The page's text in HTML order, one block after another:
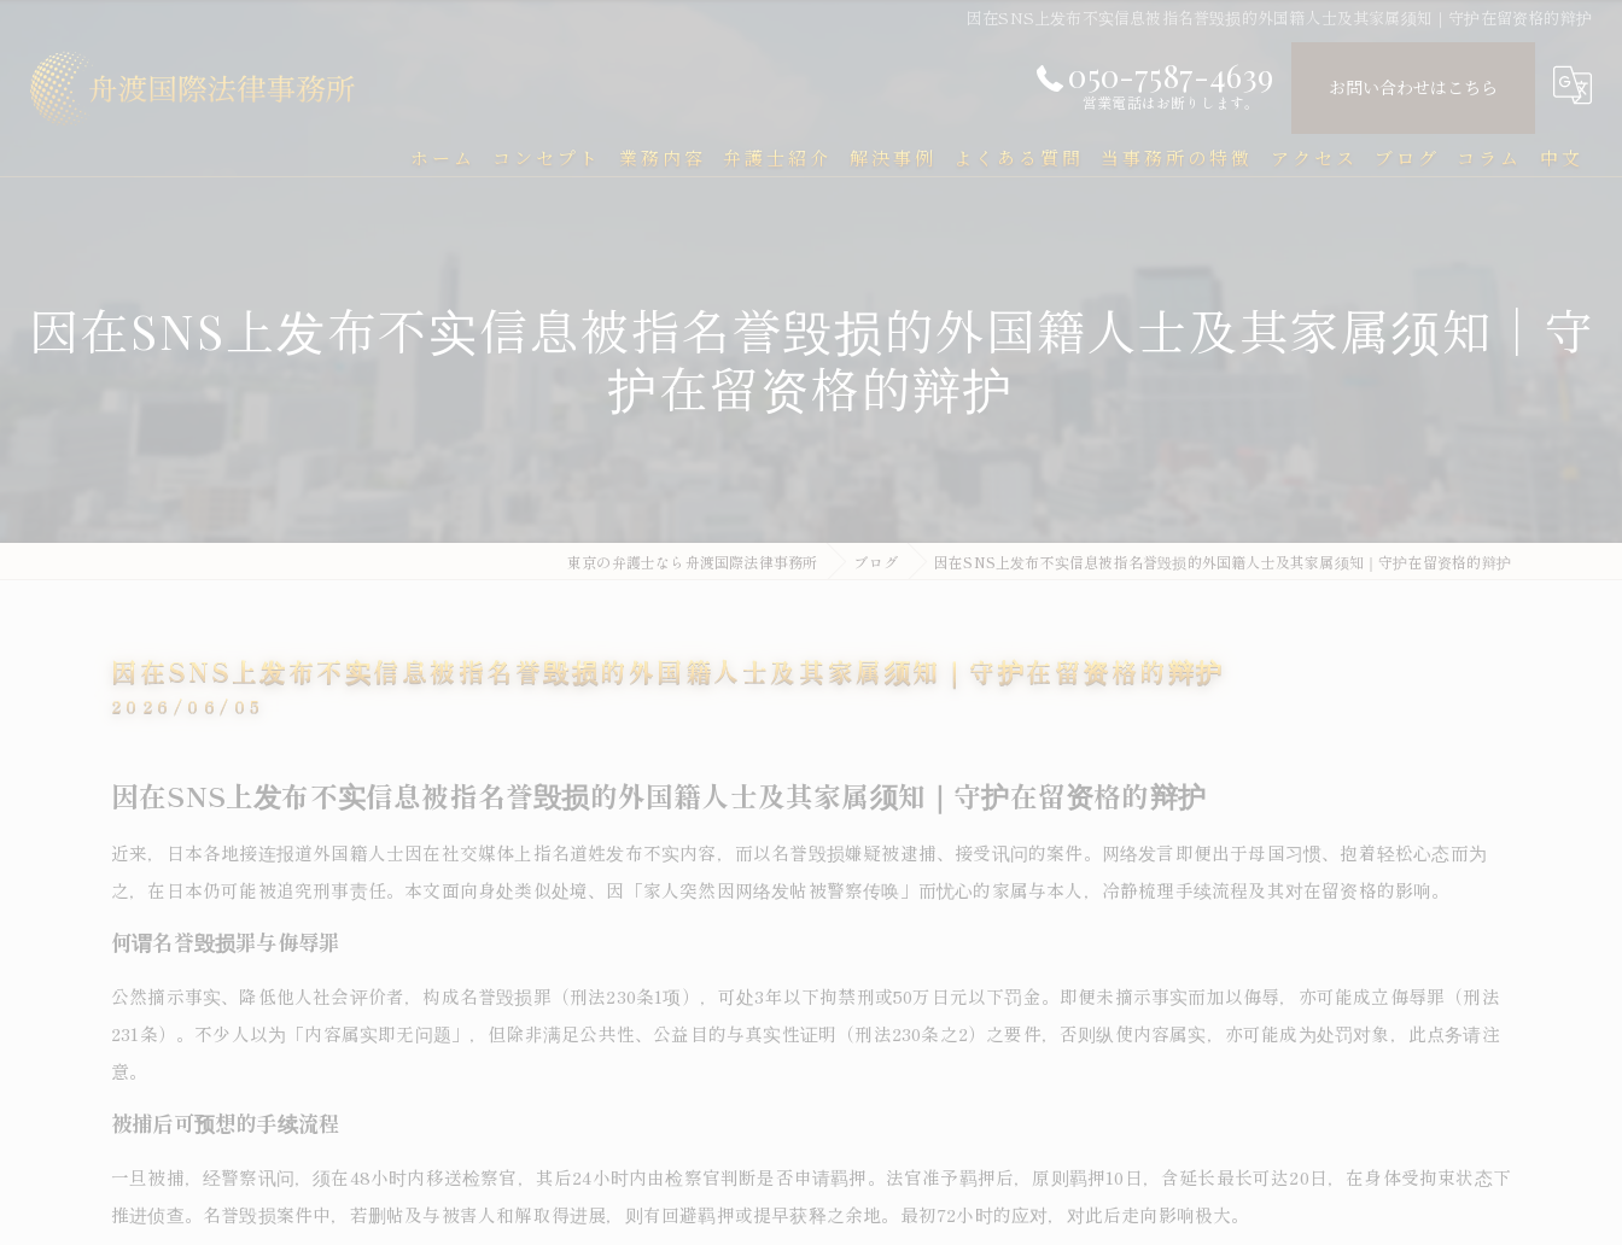
因在SNS上发布不实信息被指名誉毁损的外国籍人士及其家属须知｜守护在留资格的辩护
050-7587-4639
営業電話はお断りします。
お問い合わせはこちら
ホーム コンセプト 業務内容 弁護士紹介 解決事例 よくある質問 当事務所の特徴
刑事
外国人刑事・在留Q&A
オーバーステイ（不法残留）
薬物事件
傷害・暴行
わいせつ・盗撮
外国人事件の解決事例
アクセス ブログ コラム 中文
因在SNS上发布不实信息被指名誉毁损的外国籍人士及其家属须知｜守
护在留资格的辩护
東京の弁護士なら舟渡国際法律事務所 ブログ 因在SNS上发布不实信息被指名誉毁损的外国籍人士及其家属须知｜守护在留资格的辩护
因在SNS上发布不实信息被指名誉毁损的外国籍人士及其家属须知｜守护在留资格的辩护
2026/06/05
因在SNS上发布不实信息被指名誉毁损的外国籍人士及其家属须知｜守护在留资格的辩护
近来，日本各地接连报道外国籍人士因在社交媒体上指名道姓发布不实内容，而以名誉毁损嫌疑被逮捕、接受讯问的案件。网络发言即便出于母国习惯、抱着轻松心态而为
之，在日本仍可能被追究刑事责任。本文面向身处类似处境、因「家人突然因网络发帖被警察传唤」而忧心的家属与本人，冷静梳理手续流程及其对在留资格的影响。
何谓名誉毁损罪与侮辱罪
公然摘示事实、降低他人社会评价者，构成名誉毁损罪（刑法230条1项），可处3年以下拘禁刑或50万日元以下罚金。即便未摘示事实而加以侮辱，亦可能成立侮辱罪（刑法
231条）。不少人以为「内容属实即无问题」，但除非满足公共性、公益目的与真实性证明（刑法230条之2）之要件，否则纵使内容属实，亦可能成为处罚对象，此点务请注
意。
被捕后可预想的手续流程
一旦被捕，经警察讯问，须在48小时内移送检察官，其后24小时内由检察官判断是否申请羁押。法官准予羁押后，原则羁押10日，含延长最长可达20日，在身体受拘束状态下
推进侦查。名誉毁损案件中，若删帖及与被害人和解取得进展，则有回避羁押或提早获释之余地。最初72小时的应对，对此后走向影响极大。